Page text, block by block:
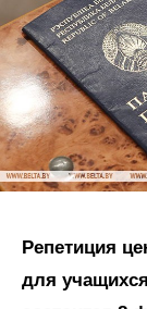
Репетиция
для